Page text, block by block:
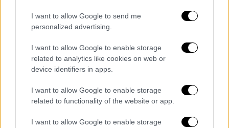
I want to allow Google to send me
personalized advertising.
I want to allow Google to enable storage
related to analytics like cookies on web or
device identifiers in apps.
I want to allow Google to enable storage
related to functionality of the website or app.
I want to allow Google to enable storage
ηθικά απαράδεκτο», πρόσθεσε.
Η Ρωσία εισέβαλε στη γειτονική Ουκρανία
τον Φεβρουάριο του 2022 και η σύγκρουση
κλιμακώθηκε πρόσφατα, μετά την ουκρανική
Κουρσκ και την αντεπίθεση της Μόσχας με
μη επανδρωμένα αεροσκάφη και πυραυλικές
επιθέσεις.